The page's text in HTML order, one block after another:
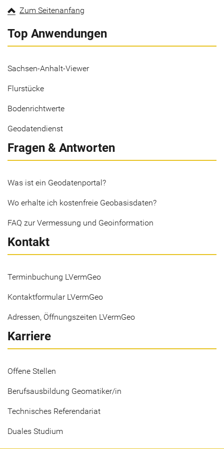
Zum Seitenanfang
Top Anwendungen
Sachsen-Anhalt-Viewer
Flurstücke
Bodenrichtwerte
Geodatendienst
Fragen & Antworten
Was ist ein Geodatenportal?
Wo erhalte ich kostenfreie Geobasisdaten?
FAQ zur Vermessung und Geoinformation
Kontakt
Terminbuchung LVermGeo
Kontaktformular LVermGeo
Adressen, Öffnungszeiten LVermGeo
Karriere
Offene Stellen
Berufsausbildung Geomatiker/in
Technisches Referendariat
Duales Studium